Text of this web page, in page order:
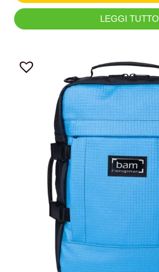
LEGGI TUTTO